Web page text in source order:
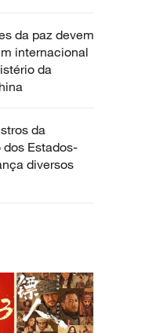
da paz devem
internacional
da
da
Estados-
diversos